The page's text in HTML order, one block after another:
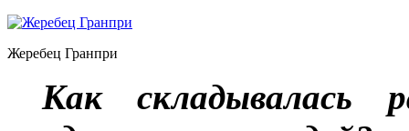
Жеребец Гранпри
Как